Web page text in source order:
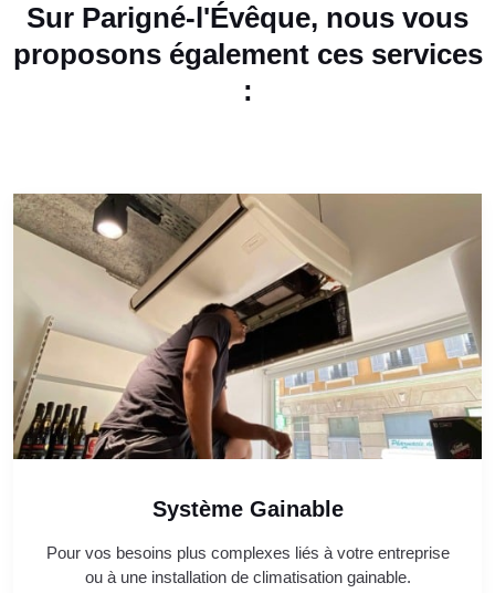
Sur Parigné-l'Évêque, nous vous
proposons également ces services
:
Système Gainable
Pour vos besoins plus complexes liés à votre entreprise
ou à une installation de climatisation gainable.